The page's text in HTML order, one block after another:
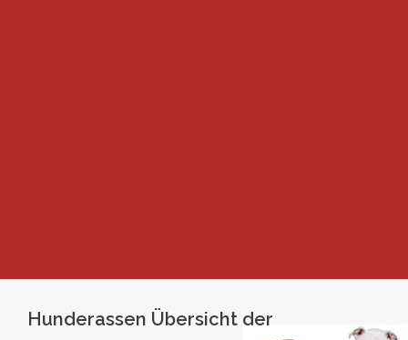
Hunderassen Übersicht der